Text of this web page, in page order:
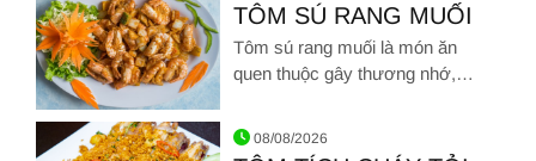
trong mai quyện cùng sốt me
sánh mịn chua ngọt
Hình ảnh về TÔM SÚ RANG MUỐI
TÔM SÚ RANG MUỐI
Tôm sú rang muối là món ăn
quen thuộc gây thương nhớ,
cơm gia đình Việt. Tôm tươi dai
ngọt, vị cay mặn của muối không
08/08/2026